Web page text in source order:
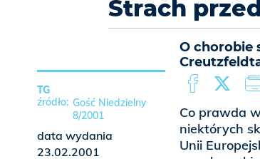
Strach
O chorobie
Co prawda
niektórych
Unii
TG
Gość Niedzielny
8/2001
data wydania
23.02.2001